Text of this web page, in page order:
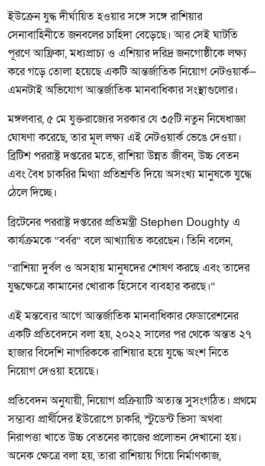
ইউক্রেন যুদ্ধ দীর্ঘায়িত হওয়ার সঙ্গে সঙ্গে রাশিয়ার
সেনাবাহিনীতে জনবলের চাহিদা বেড়েছে। আর সেই ঘাটতি
পূরণে আফ্রিকা, মধ্যপ্রাচ্য ও এশিয়ার দরিদ্র জনগোষ্ঠীকে লক্ষ্য
করে গড়ে তোলা হয়েছে একটি আন্তর্জাতিক নিয়োগ নেটওয়ার্ক—
এমনটাই অভিযোগ আন্তর্জাতিক মানবাধিকার সংস্থাগুলোর।
মঙ্গলবার, ৫ মে যুক্তরাজ্যের সরকার যে ৩৫টি নতুন নিষেধাজ্ঞা
ঘোষণা করেছে, তার মূল লক্ষ্য এই নেটওয়ার্ক ভেঙে দেওয়া।
ব্রিটিশ পররাষ্ট্র দপ্তরের মতে, রাশিয়া উন্নত জীবন, উচ্চ বেতন
এবং বৈধ চাকরির মিথ্যা প্রতিশ্রুতি দিয়ে অসংখ্য মানুষকে যুদ্ধে
ঠেলে দিচ্ছে।
ব্রিটেনের পররাষ্ট্র দপ্তরের প্রতিমন্ত্রী Stephen Doughty এ
কার্যক্রমকে “বর্বর” বলে আখ্যায়িত করেছেন। তিনি বলেন,
“রাশিয়া দুর্বল ও অসহায় মানুষদের শোষণ করছে এবং তাদের
যুদ্ধক্ষেত্রে কামানের খোরাক হিসেবে ব্যবহার করছে।”
এই মন্তব্যের আগে আন্তর্জাতিক মানবাধিকার ফেডারেশনের
একটি প্রতিবেদনে বলা হয়, ২০২২ সালের পর থেকে অন্তত ২৭
হাজার বিদেশি নাগরিককে রাশিয়ার হয়ে যুদ্ধে অংশ নিতে
নিয়োগ দেওয়া হয়েছে।
প্রতিবেদন অনুযায়ী, নিয়োগ প্রক্রিয়াটি অত্যন্ত সুসংগঠিত। প্রথমে
সম্ভাব্য প্রার্থীদের ইউরোপে চাকরি, স্টুডেন্ট ভিসা অথবা
নিরাপত্তা খাতে উচ্চ বেতনের কাজের প্রলোভন দেখানো হয়।
অনেক ক্ষেত্রে বলা হয়, তারা রাশিয়ায় গিয়ে নির্মাণকাজ,